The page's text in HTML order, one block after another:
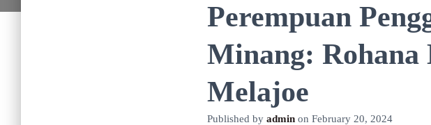
Perempuan
Minang: Rohana
Melajoe
Published by admin on February 20, 2024